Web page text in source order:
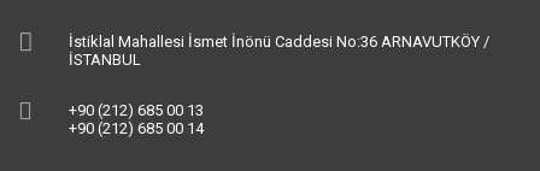
İstiklal Mahallesi İsmet İnönü Caddesi No:36 ARNAVUTKÖY /
İSTANBUL
+90 (212) 685 00 13
+90 (212) 685 00 14